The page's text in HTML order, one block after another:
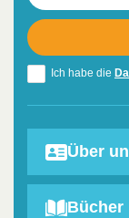
Ich habe die
Über
Bücher